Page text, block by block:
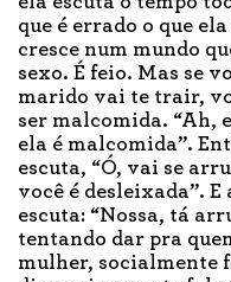
que é errado o que
cresce num mundo
sexo. É feio. Mas se
marido vai te trair,
ser malcomida. “Ah,
ela é malcomida”.
escuta, “Ó, vai se
você é desleixada”.
escuta: “Nossa, tá
tentando dar pra
mulher, socialmente